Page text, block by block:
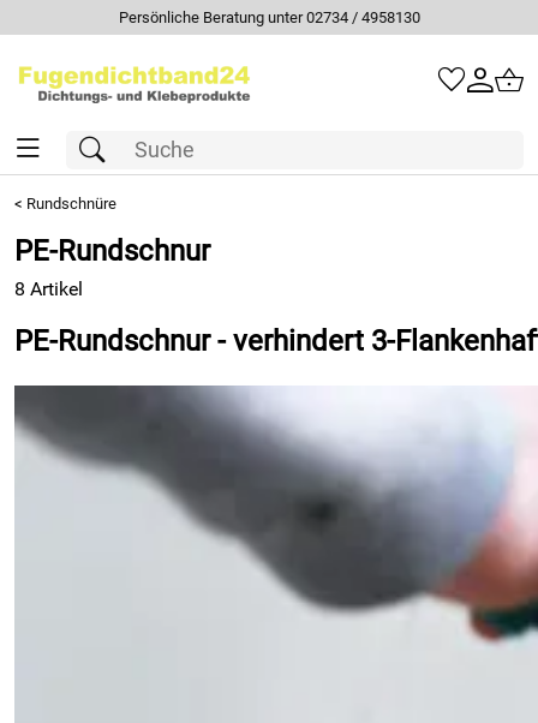
Persönliche Beratung unter 02734 / 4958130
< Rundschnüre
PE-Rundschnur
8 Artikel
PE-Rundschnur - verhindert 3-